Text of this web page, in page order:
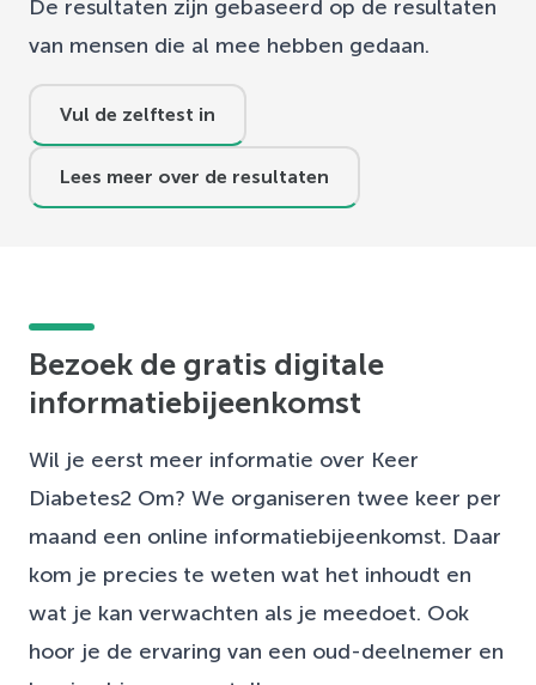
De resultaten zijn gebaseerd op de resultaten
van mensen die al mee hebben gedaan.
Vul de zelftest in
Lees meer over de resultaten
Bezoek de gratis digitale
informatiebijeenkomst
Wil je eerst meer informatie over Keer
Diabetes2 Om? We organiseren twee keer per
maand een online informatiebijeenkomst. Daar
kom je precies te weten wat het inhoudt en
wat je kan verwachten als je meedoet. Ook
hoor je de ervaring van een oud-deelnemer en